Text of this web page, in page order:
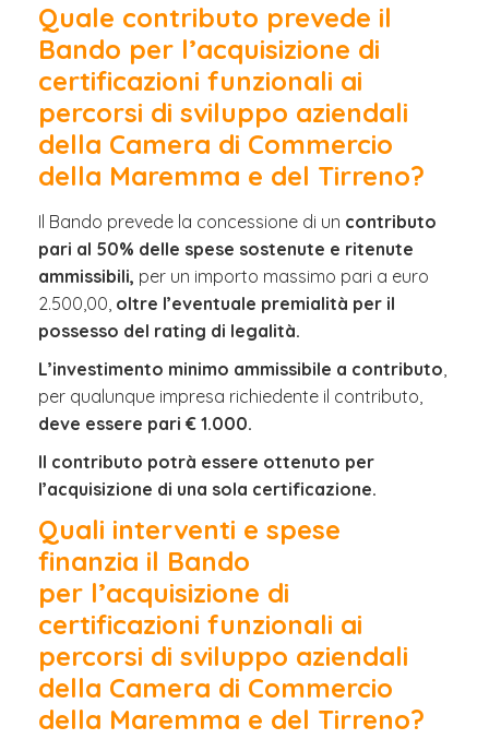
Quale contributo prevede il
Bando per l’acquisizione di
certificazioni funzionali ai
percorsi di sviluppo aziendali
della Camera di Commercio
della Maremma e del Tirreno?
Il Bando prevede la concessione di un contributo
pari al 50% delle spese sostenute e ritenute
ammissibili, per un importo massimo pari a euro
2.500,00, oltre l’eventuale premialità per il
possesso del rating di legalità.
L’investimento minimo ammissibile a contributo,
per qualunque impresa richiedente il contributo,
deve essere pari € 1.000.
Il contributo potrà essere ottenuto per
l’acquisizione di una sola certificazione.
Quali interventi e spese
finanzia il Bando
per l’acquisizione di
certificazioni funzionali ai
percorsi di sviluppo aziendali
della Camera di Commercio
della Maremma e del Tirreno?